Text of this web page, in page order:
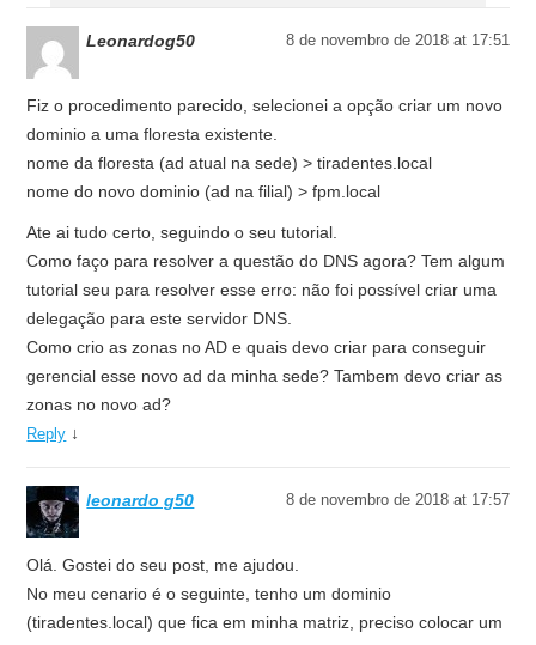
Leonardog50 8 de novembro de 2018 at 17:51
Fiz o procedimento parecido, selecionei a opção criar um novo
dominio a uma floresta existente.
nome da floresta (ad atual na sede) > tiradentes.local
nome do novo dominio (ad na filial) > fpm.local
Ate ai tudo certo, seguindo o seu tutorial.
Como faço para resolver a questão do DNS agora? Tem algum
tutorial seu para resolver esse erro: não foi possível criar uma
delegação para este servidor DNS.
Como crio as zonas no AD e quais devo criar para conseguir
gerencial esse novo ad da minha sede? Tambem devo criar as
zonas no novo ad?
Reply ↓
leonardo g50 8 de novembro de 2018 at 17:57
Olá. Gostei do seu post, me ajudou.
No meu cenario é o seguinte, tenho um dominio
(tiradentes.local) que fica em minha matriz, preciso colocar um